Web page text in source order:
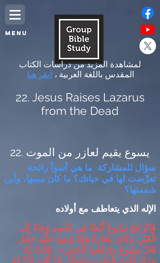
MENU
لمشاهدة المزيد من دراسات الكتاب
المقدس باللغة العربية ، انقر هنا.
22. Jesus Raises Lazarus
from the Dead
22. يسوع يقيم لعازر من الموت
سؤال للمشاركة: ما هي أسوأ رائحة
تعرَّضت لها في حياتك؟ ما كان سببها، وأين
شممتها؟
الإله الذي يتعاطف مع أولاده
فَانْزَعَجَ يَسُوعُ أَيْضًا فِي نَفْسِهِ وَجَاءَ إِلَى
الْقَبْرِ، وَكَانَ مَغَارَةً وَقَدْ وُضِعَ عَلَيْهِ حَجَرٌ .
قَالَ يَسُوعُ:« ارْفَعُوا الْحَجَرَ !». قَالَتْ لَهُ
مَرْثَا، أُخْتُ الْمَيْتِ:«يَاسَيِّدُ، قَدْ أَنْتَنَ لأَنَّ لَهُ